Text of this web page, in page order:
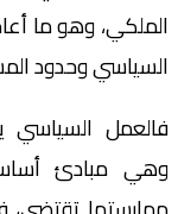
الملكي، وهو ما
السياسي وحدود
فالعمل السياسي
وهي مبادئ